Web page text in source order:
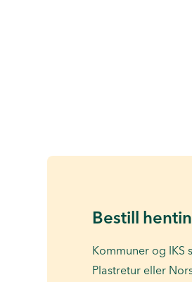
Bestill
Kommuner og IKS
Plastretur eller